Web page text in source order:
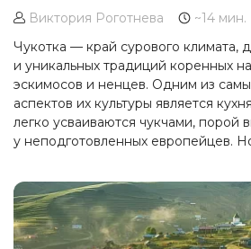
Виктория Роготнева
~14 мин.
Чукотка — край сурового климата,
и уникальных традиций коренных
эскимосов и ненцев. Одним из
аспектов их культуры является
легко усваиваются чукчами, порой
у неподготовленных европейцев.
имеет смысл. Если вы отправитесь
тур на Чукотку, обязательно
с кулинарными традициями